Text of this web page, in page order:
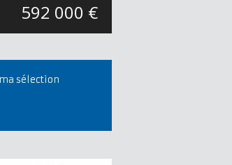
592 000 €
sélection